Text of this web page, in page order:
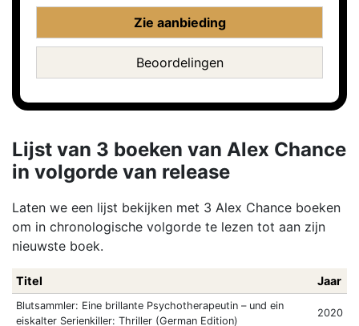
Zie aanbieding
Beoordelingen
Lijst van 3 boeken van Alex Chance
in volgorde van release
Laten we een lijst bekijken met 3 Alex Chance boeken
om in chronologische volgorde te lezen tot aan zijn
nieuwste boek.
Titel Jaar
Blutsammler: Eine brillante Psychotherapeutin – und ein
eiskalter Serienkiller: Thriller (German Edition)
2020